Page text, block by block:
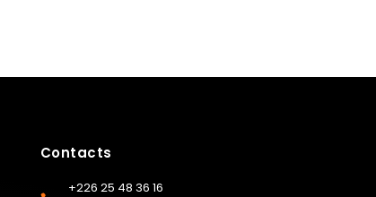
Contacts
+226 25 48 36 16